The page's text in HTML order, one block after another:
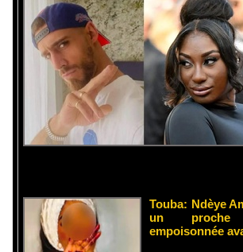
Touba: Ndèye
un
empoisonnée